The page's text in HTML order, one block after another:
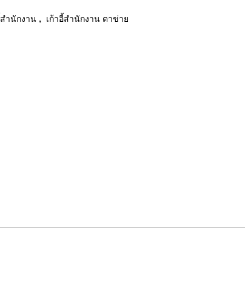
สำนักงาน , เก้าอี้สำนักงาน ตาข่าย